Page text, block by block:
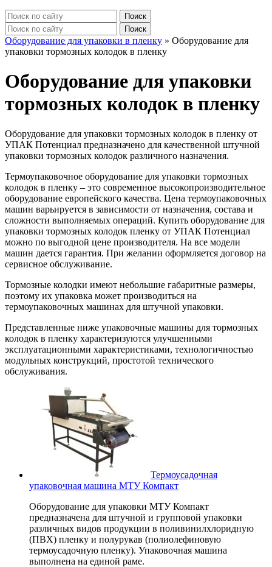
Оборудование для упаковки в пленку » Оборудование для
упаковки тормозных колодок в пленку
Оборудование для упаковки
тормозных колодок в пленку
Оборудование для упаковки тормозных колодок в пленку от
УПАК Потенциал предназначено для качественной штучной
упаковки тормозных колодок различного назначения.
Термоупаковочное оборудование для упаковки тормозных
колодок в пленку – это современное высокопроизводительное
оборудование европейского качества. Цена термоупаковочных
машин варьируется в зависимости от назначения, состава и
сложности выполняемых операций. Купить оборудование для
упаковки тормозных колодок пленку от УПАК Потенциал
можно по выгодной цене производителя. На все модели
машин дается гарантия. При желании оформляется договор на
сервисное обслуживание.
Тормозные колодки имеют небольшие габаритные размеры,
поэтому их упаковка может производиться на
термоупаковочных машинах для штучной упаковки.
Представленные ниже упаковочные машины для тормозных
колодок в пленку характеризуются улучшенными
эксплуатационными характеристиками, технологичностью
модульных конструкций, простотой технического
обслуживания.
Термоусадочная
упаковочная машина МТУ Компакт
Оборудование для упаковки МТУ Компакт
предназначена для штучной и групповой упаковки
различных видов продукции в поливинилхлоридную
(ПВХ) пленку и полурукав (полиолефиновую
термоусадочную пленку). Упаковочная машина
выполнена на единой раме.